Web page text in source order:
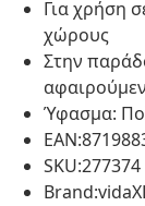
Για χρήση
χώρους
Στην
Ύφασμα:
SKU:277374